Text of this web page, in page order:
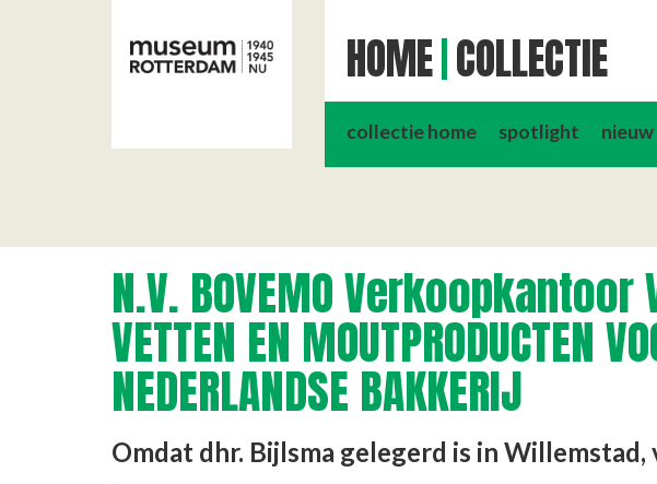
HOME COLLECTIE
collectie home spotlight nieuw
N.V. BOVEMO Verkoopkantoor
VETTEN EN MOUTPRODUCTEN
NEDERLANDSE BAKKERIJ